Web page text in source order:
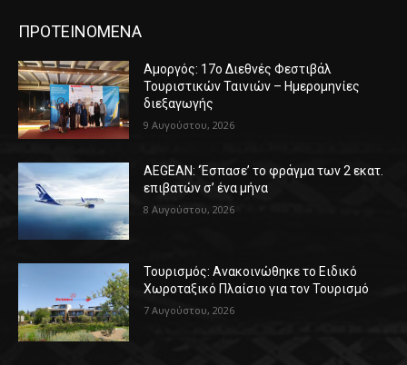
ΠΡΟΤΕΙΝΟΜΕΝΑ
Αμοργός: 17ο Διεθνές Φεστιβάλ
Τουριστικών Ταινιών – Ημερομηνίες
διεξαγωγής
9 Αυγούστου, 2026
AEGEAN: ‘Έσπασε’ το φράγμα των 2 εκατ.
επιβατών σ’ ένα μήνα
8 Αυγούστου, 2026
Τουρισμός: Ανακοινώθηκε το Ειδικό
Χωροταξικό Πλαίσιο για τον Τουρισμό
7 Αυγούστου, 2026